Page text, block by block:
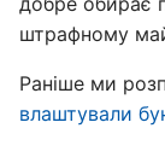
штрафному
Раніше ми
влаштували